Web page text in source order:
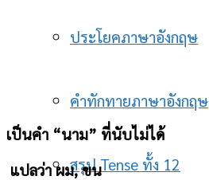
ประโยคภาษาอังกฤษ
คำทักทายภาษาอังกฤษ
สรุป Tense ทั้ง 12
เป็นคำ “นาม” ที่นับไม่ได้
แปลว่า ผม, ขน